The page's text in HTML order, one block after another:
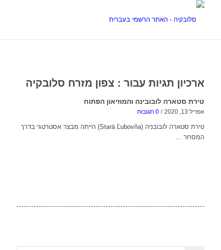
ארכיון תגיות עבור : צפון מזרח סלובקיה
טירת סטארה לובובינה והמוזיאון הפתוח
אפריל 13, 2020 / 0 תגובות
טירת סטארה לובובניה (Stará Ľubovňa) הייתה מבצר אסטרטגי בדרך
המסחר …